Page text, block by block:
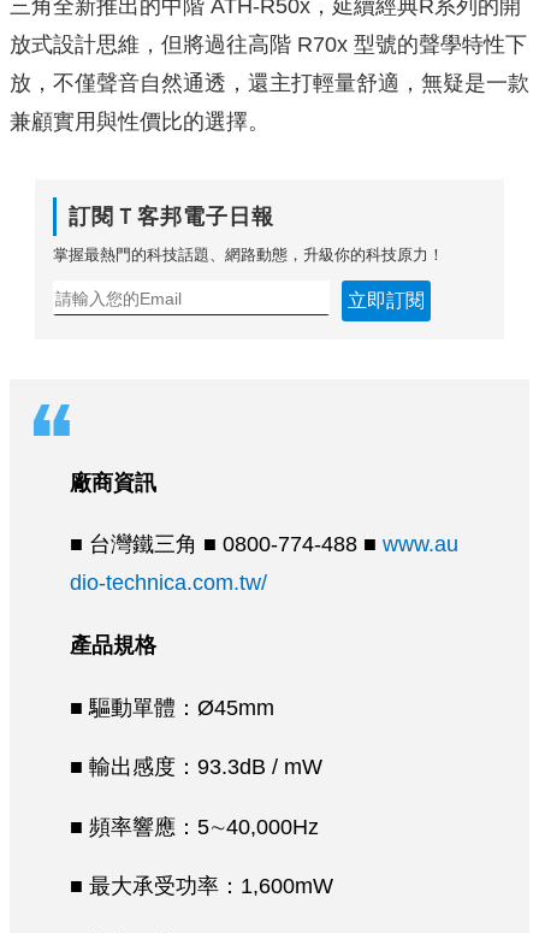
三角全新推出的中階 ATH-R50x，延續經典R系列的開
放式設計思維，但將過往高階 R70x 型號的聲學特性下
放，不僅聲音自然通透，還主打輕量舒適，無疑是一款
兼顧實用與性價比的選擇。
訂閱Ｔ客邦電子日報
掌握最熱門的科技話題、網路動態，升級你的科技原力！
立即訂閱
廠商資訊
■ 台灣鐵三角 ■ 0800-774-488 ■ www.au
dio-technica.com.tw/
產品規格
■ 驅動單體：Ø45mm
■ 輸出感度：93.3dB / mW
■ 頻率響應：5∼40,000Hz
■ 最大承受功率：1,600mW